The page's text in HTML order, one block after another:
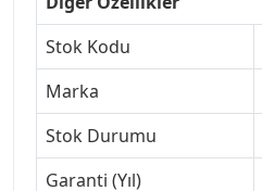
Stok Kodu
Marka
Stok Durumu
Garanti (Yıl)